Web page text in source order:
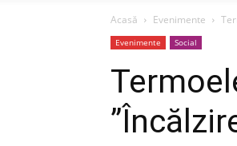
Acasă Evenimente
Evenimente Social